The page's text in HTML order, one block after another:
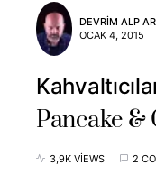
DEVRIM ALP
OCAK 4, 2015
Pancake &
3,9K VIEWS 2